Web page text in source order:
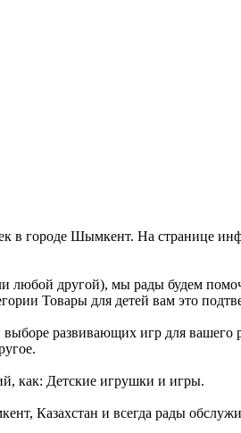
в городе Шымкент. На странице
любой другой), мы рады будем
Товары для детей вам это
развивающих игр для вашего
как: Детские игрушки и игры.
Казахстан и всегда рады